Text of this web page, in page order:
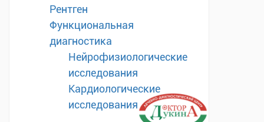
Рентген
Функциональная
диагностика
Нейрофизиологические
исследования
Кардиологические
исследования